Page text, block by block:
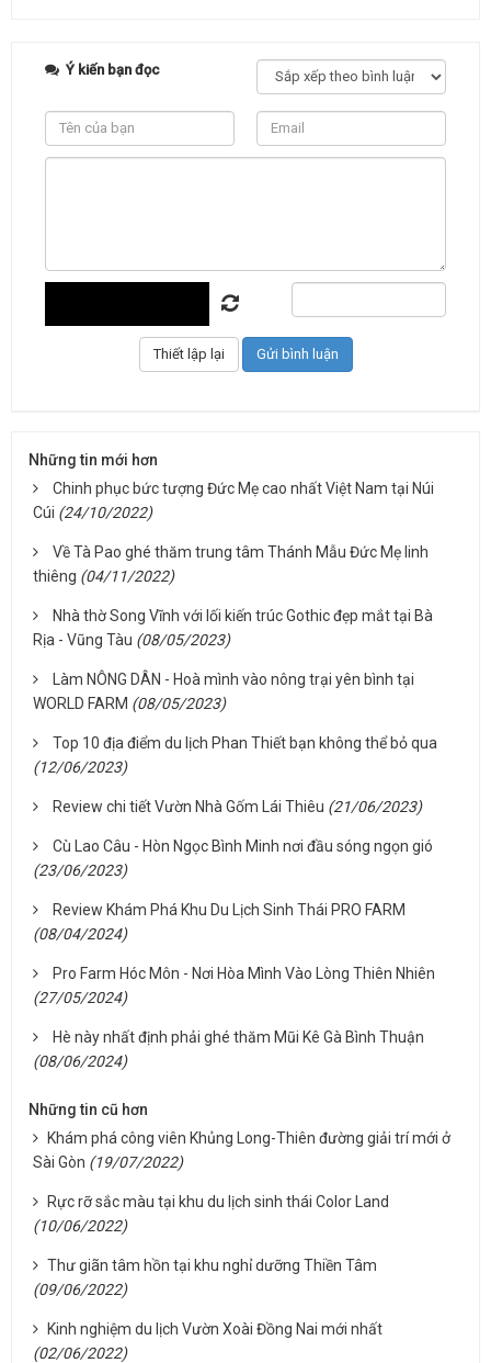
Ý kiến bạn đọc
Những tin mới hơn
Chinh phục bức tượng Đức Mẹ cao nhất Việt Nam tại Núi
Cúi (24/10/2022)
Về Tà Pao ghé thăm trung tâm Thánh Mẫu Đức Mẹ linh
thiêng (04/11/2022)
Nhà thờ Song Vĩnh với lối kiến trúc Gothic đẹp mắt tại Bà
Rịa - Vũng Tàu (08/05/2023)
Làm NÔNG DÂN - Hoà mình vào nông trại yên bình tại
WORLD FARM (08/05/2023)
Top 10 địa điểm du lịch Phan Thiết bạn không thể bỏ qua
(12/06/2023)
Review chi tiết Vườn Nhà Gốm Lái Thiêu (21/06/2023)
Cù Lao Câu - Hòn Ngọc Bình Minh nơi đầu sóng ngọn gió
(23/06/2023)
Review Khám Phá Khu Du Lịch Sinh Thái PRO FARM
(08/04/2024)
Pro Farm Hóc Môn - Nơi Hòa Mình Vào Lòng Thiên Nhiên
(27/05/2024)
Hè này nhất định phải ghé thăm Mũi Kê Gà Bình Thuận
(08/06/2024)
Những tin cũ hơn
Khám phá công viên Khủng Long-Thiên đường giải trí mới ở
Sài Gòn (19/07/2022)
Rực rỡ sắc màu tại khu du lịch sinh thái Color Land
(10/06/2022)
Thư giãn tâm hồn tại khu nghỉ dưỡng Thiền Tâm
(09/06/2022)
Kinh nghiệm du lịch Vườn Xoài Đồng Nai mới nhất
(02/06/2022)